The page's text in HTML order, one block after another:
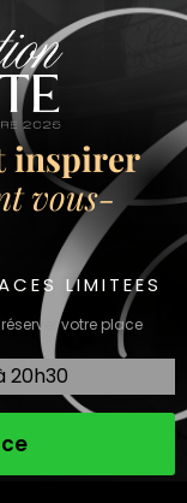
inspirer
vous-
LIMITEES
votre place
20h30